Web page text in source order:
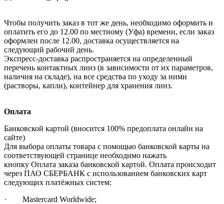
Чтобы получить заказ в тот же день, необходимо оформить и
оплатить его до 12.00 по местному (Уфа) времени, если заказ
оформлен после 12.00, доставка осуществляется на
следующий рабочий день.
Экспресс-доставка распространяется на определенный
перечень контактных линз (в зависимости от их параметров,
наличия на складе), на все средства по уходу за ними
(растворы, капли), контейнер для хранения линз.
Оплата
Банковской картой (вносится 100% предоплата онлайн на
сайте)
Для выбора оплаты товара с помощью банковской карты на
соответствующей странице необходимо нажать
кнопку Оплата заказа банковской картой. Оплата происходит
через ПАО СБЕРБАНК с использованием банковских карт
следующих платёжных систем:
· Mastercard Worldwide;